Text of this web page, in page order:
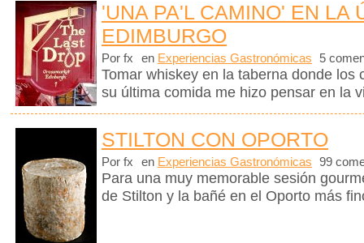
'UNA PA'L CAMINO' EN LA
EDIMBURGO
Por fx en Experiencias Gastronómicas 5
Tomar whiskey en la taberna donde los
su última comida me hizo pensar en la
STILTON CON OPORTO
Por fx en Experiencias Gastronómicas 99
Para una muy memorable sesión
de Stilton y la bañé en el Oporto más